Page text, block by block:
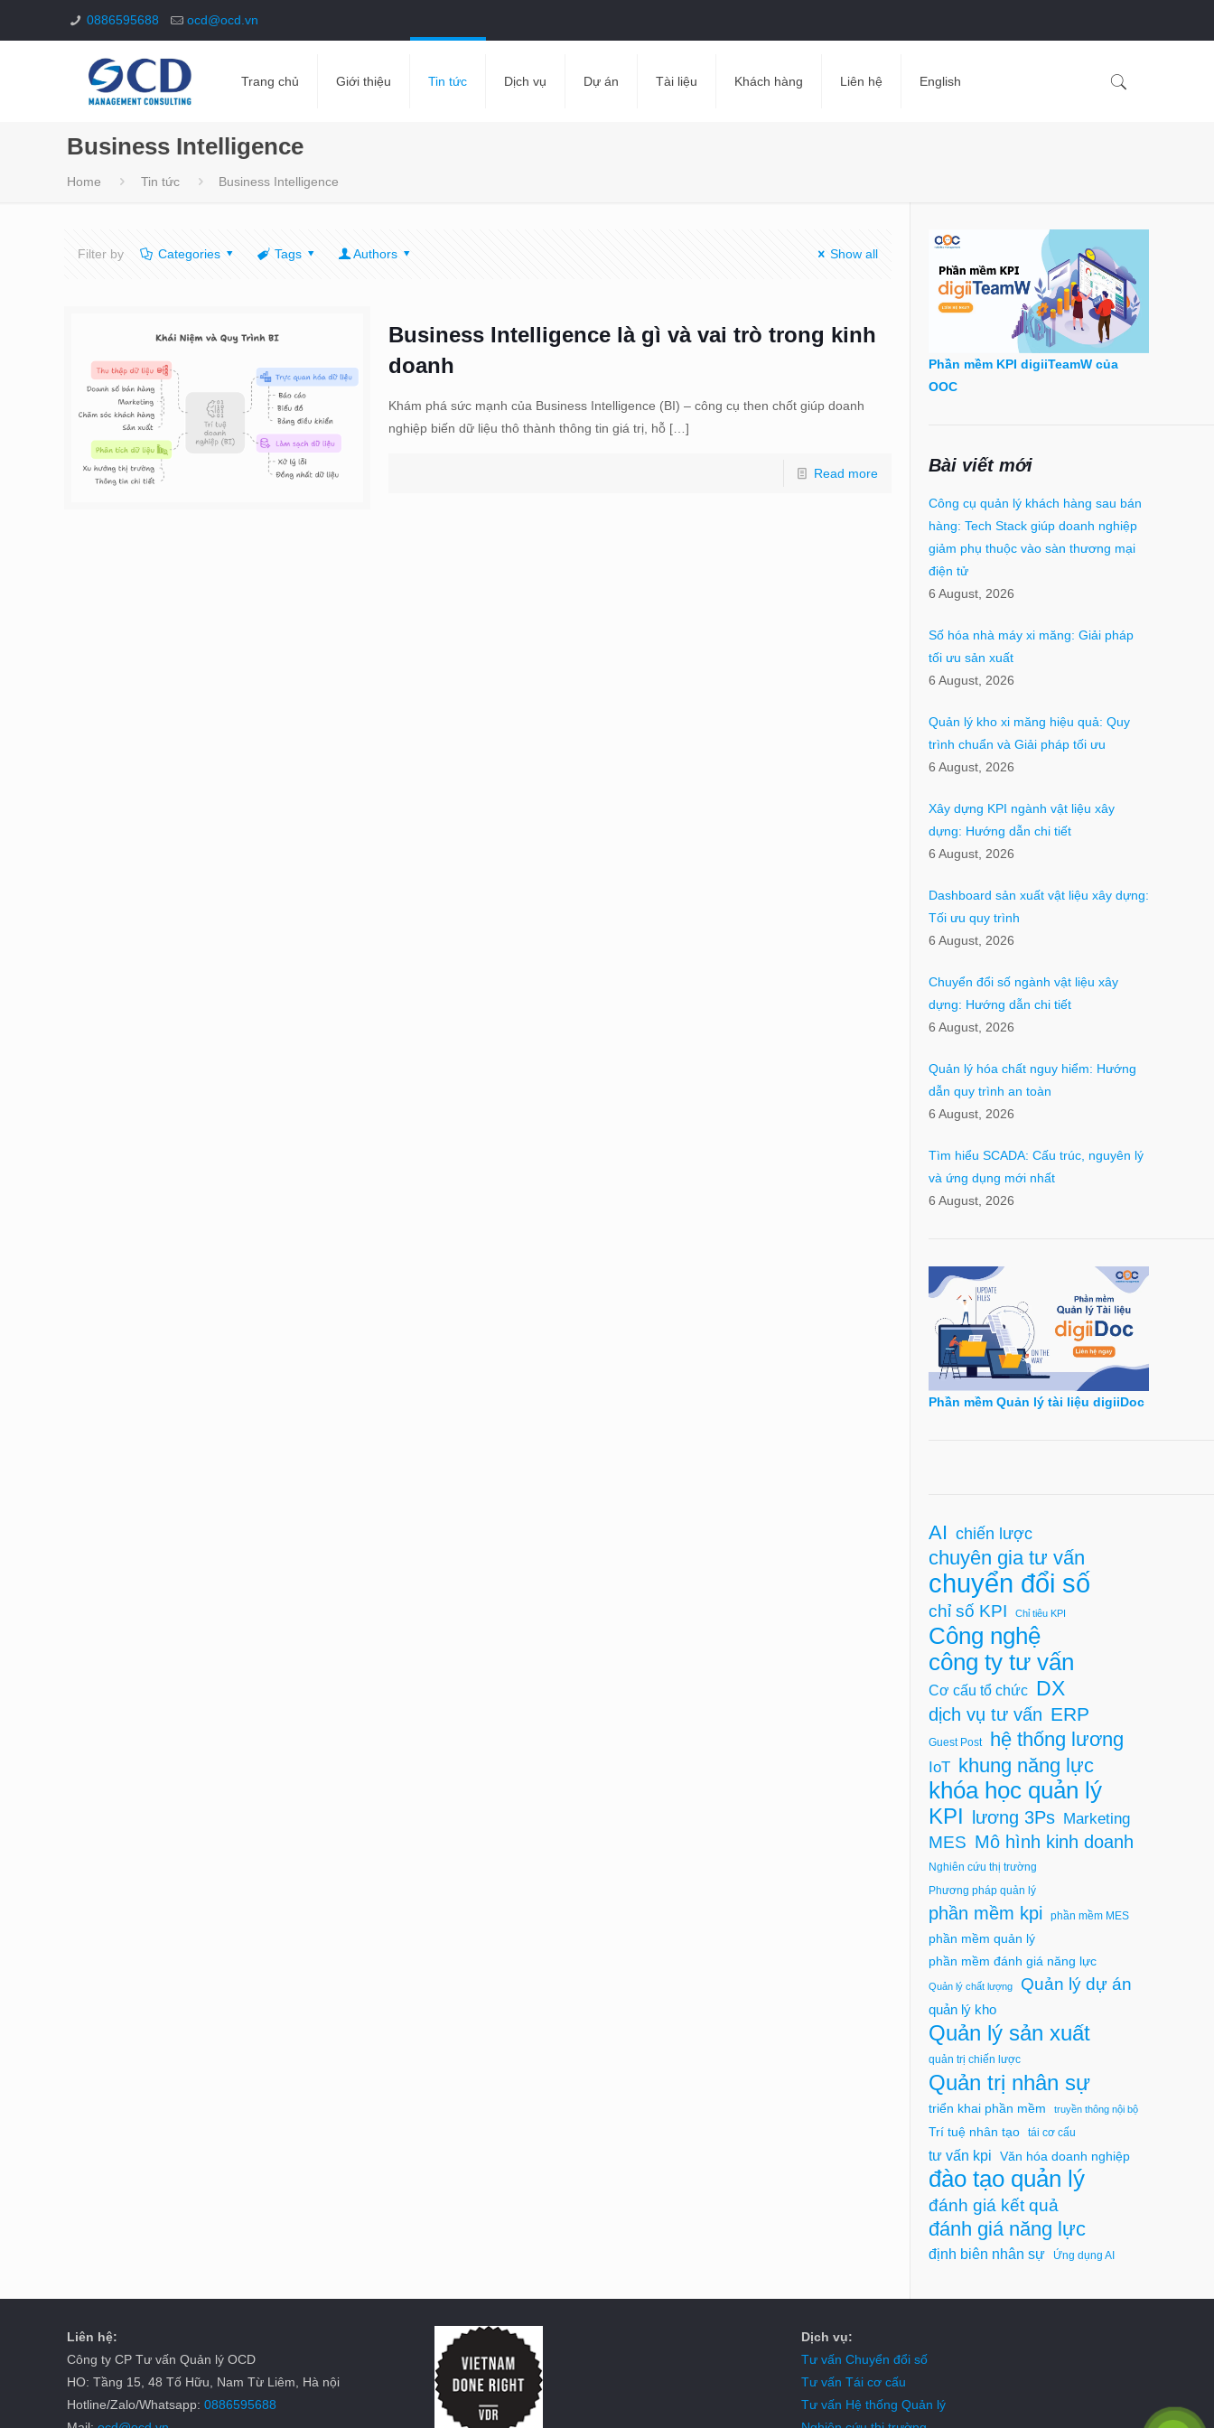
0886595688 ocd@ocd.vn
Trang chủ Giới thiệu Tin tức Dịch vụ Dự án Tài liệu Khách hàng Liên hệ English
Business Intelligence
Home Tin tức Business Intelligence
Filter by Categories Tags Authors Show all
Business Intelligence là gì và vai trò trong kinh
doanh
Khám phá sức mạnh của Business Intelligence (BI) – công cụ then chốt giúp doanh
nghiệp biến dữ liệu thô thành thông tin giá trị, hỗ […]
Read more
Phần mềm KPI digiiTeamW của
OOC
Bài viết mới
Công cụ quản lý khách hàng sau bán
hàng: Tech Stack giúp doanh nghiệp
giảm phụ thuộc vào sàn thương mại
điện tử
6 August, 2026
Số hóa nhà máy xi măng: Giải pháp
tối ưu sản xuất
6 August, 2026
Quản lý kho xi măng hiệu quả: Quy
trình chuẩn và Giải pháp tối ưu
6 August, 2026
Xây dựng KPI ngành vật liệu xây
dựng: Hướng dẫn chi tiết
6 August, 2026
Dashboard sản xuất vật liệu xây dựng:
Tối ưu quy trình
6 August, 2026
Chuyển đổi số ngành vật liệu xây
dựng: Hướng dẫn chi tiết
6 August, 2026
Quản lý hóa chất nguy hiểm: Hướng
dẫn quy trình an toàn
6 August, 2026
Tìm hiểu SCADA: Cấu trúc, nguyên lý
và ứng dụng mới nhất
6 August, 2026
Phần mềm Quản lý tài liệu digiiDoc
AI chiến lược
chuyên gia tư vấn
chuyển đổi số
chỉ số KPI Chỉ tiêu KPI
Công nghệ
công ty tư vấn
Cơ cấu tổ chức DX
dịch vụ tư vấn ERP
Guest Post hệ thống lương
IoT khung năng lực
khóa học quản lý
KPI lương 3Ps Marketing
MES Mô hình kinh doanh
Nghiên cứu thị trường
Phương pháp quản lý
phần mềm kpi phần mềm MES
phần mềm quản lý
phần mềm đánh giá năng lực
Quản lý chất lượng Quản lý dự án
quản lý kho
Quản lý sản xuất
quản trị chiến lược
Quản trị nhân sự
triển khai phần mềm truyền thông nội bộ
Trí tuệ nhân tạo tái cơ cấu
tư vấn kpi Văn hóa doanh nghiệp
đào tạo quản lý
đánh giá kết quả
đánh giá năng lực
định biên nhân sự Ứng dụng AI
Liên hệ:
Công ty CP Tư vấn Quản lý OCD
HO: Tầng 15, 48 Tố Hữu, Nam Từ Liêm, Hà nội
Hotline/Zalo/Whatsapp:0886595688
Dịch vụ:
Tư vấn Chuyển đổi số
Tư vấn Tái cơ cấu
Tư vấn Hệ thống Quản lý